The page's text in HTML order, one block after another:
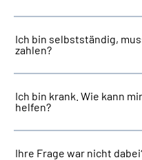
Ich bin selbstständig,
zahlen?
Ich bin krank. Wie kann
helfen?
Ihre Frage war nicht